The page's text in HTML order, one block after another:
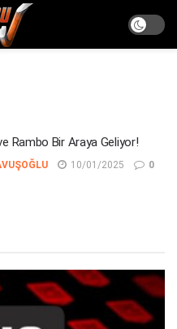
Rambo Bir Araya Geliyor!
10/01/2025 0